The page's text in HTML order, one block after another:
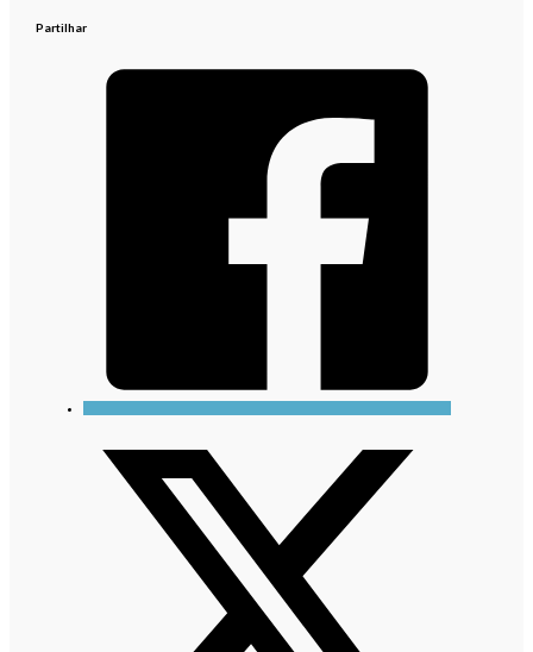
Partilhar